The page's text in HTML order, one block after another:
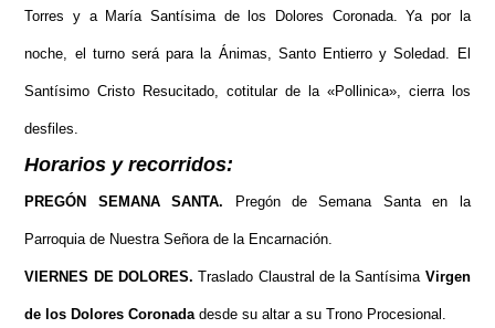
Torres y a María Santísima de los Dolores Coronada. Ya por la
noche, el turno será para la Ánimas, Santo Entierro y Soledad. El
Santísimo Cristo Resucitado, cotitular de la «Pollinica», cierra los
desfiles.
Horarios y recorridos:
PREGÓN SEMANA SANTA. Pregón de Semana Santa en la
Parroquia de Nuestra Señora de la Encarnación.
VIERNES DE DOLORES.Traslado Claustral de laSantísima Virgen
de los Dolores Coronadadesde su altar a su Trono Procesional.